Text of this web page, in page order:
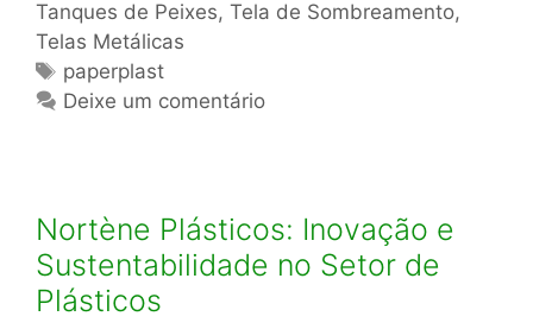
Tanques de Peixes, Tela de Sombreamento,
Telas Metálicas
Tags
paperplast
Deixe um comentário
Nortène Plásticos: Inovação e
Sustentabilidade no Setor de
Plásticos